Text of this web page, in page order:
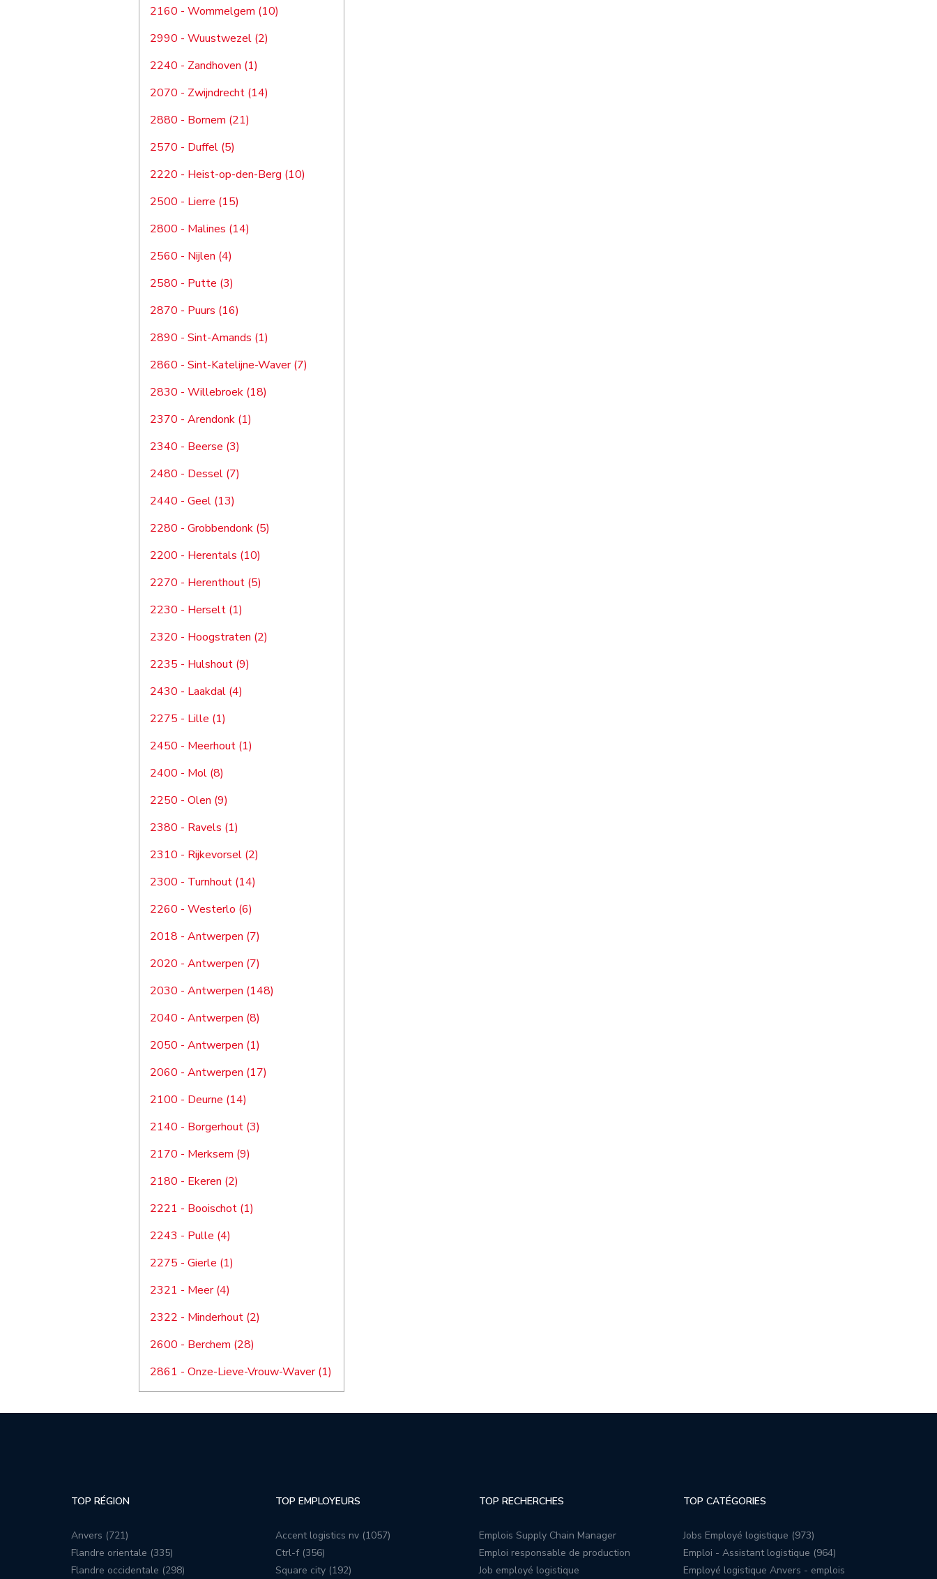
2160 - Wommelgem (10)
2990 - Wuustwezel (2)
2240 - Zandhoven (1)
2070 - Zwijndrecht (14)
2880 - Bornem (21)
2570 - Duffel (5)
2220 - Heist-op-den-Berg (10)
2500 - Lierre (15)
2800 - Malines (14)
2560 - Nijlen (4)
2580 - Putte (3)
2870 - Puurs (16)
2890 - Sint-Amands (1)
2860 - Sint-Katelijne-Waver (7)
2830 - Willebroek (18)
2370 - Arendonk (1)
2340 - Beerse (3)
2480 - Dessel (7)
2440 - Geel (13)
2280 - Grobbendonk (5)
2200 - Herentals (10)
2270 - Herenthout (5)
2230 - Herselt (1)
2320 - Hoogstraten (2)
2235 - Hulshout (9)
2430 - Laakdal (4)
2275 - Lille (1)
2450 - Meerhout (1)
2400 - Mol (8)
2250 - Olen (9)
2380 - Ravels (1)
2310 - Rijkevorsel (2)
2300 - Turnhout (14)
2260 - Westerlo (6)
2018 - Antwerpen (7)
2020 - Antwerpen (7)
2030 - Antwerpen (148)
2040 - Antwerpen (8)
2050 - Antwerpen (1)
2060 - Antwerpen (17)
2100 - Deurne (14)
2140 - Borgerhout (3)
2170 - Merksem (9)
2180 - Ekeren (2)
2221 - Booischot (1)
2243 - Pulle (4)
2275 - Gierle (1)
2321 - Meer (4)
2322 - Minderhout (2)
2600 - Berchem (28)
2861 - Onze-Lieve-Vrouw-Waver (1)
TOP RÉGION
Anvers (721)
Flandre orientale (335)
Flandre occidentale (298)
TOP EMPLOYEURS
Accent logistics nv (1057)
Ctrl-f (356)
Square city (192)
TOP RECHERCHES
Emplois Supply Chain Manager
Emploi responsable de production
Job employé logistique
TOP CATÉGORIES
Jobs Employé logistique (973)
Emploi - Assistant logistique (964)
Employé logistique Anvers - emplois